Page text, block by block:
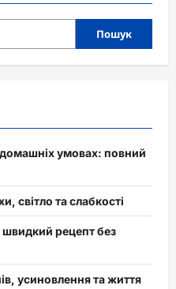
Пошук
умовах: повний
світло та слабкості
швидкий рецепт без
усиновлення та життя